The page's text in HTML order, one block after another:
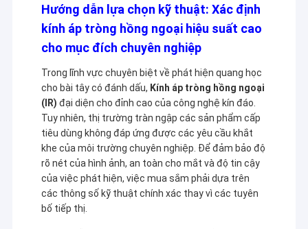
Hướng dẫn lựa chọn kỹ thuật: Xác định
kính áp tròng hồng ngoại hiệu suất cao
cho mục đích chuyên nghiệp
Trong lĩnh vực chuyên biệt về phát hiện quang học
cho bài tây có đánh dấu, Kính áp tròng hồng ngoại
(IR) đại diện cho đỉnh cao của công nghệ kín đáo.
Tuy nhiên, thị trường tràn ngập các sản phẩm cấp
tiêu dùng không đáp ứng được các yêu cầu khắt
khe của môi trường chuyên nghiệp. Để đảm bảo độ
rõ nét của hình ảnh, an toàn cho mắt và độ tin cậy
của việc phát hiện, việc mua sắm phải dựa trên
các thông số kỹ thuật chính xác thay vì các tuyên
bố tiếp thị.